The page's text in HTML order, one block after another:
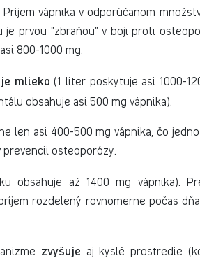
vápnika v odporúčanom
prvou "zbraňou" v boji proti
800-1000 mg.
mlieko (1 liter poskytuje asi 1000-
obsahuje asi 500 mg vápnika).
len asi 400-500 mg vápnika, čo
osteoporózy.
obsahuje až 1400 mg vápnika).
rozdelený rovnomerne počas
zvyšuje
aj kyslé prostredie